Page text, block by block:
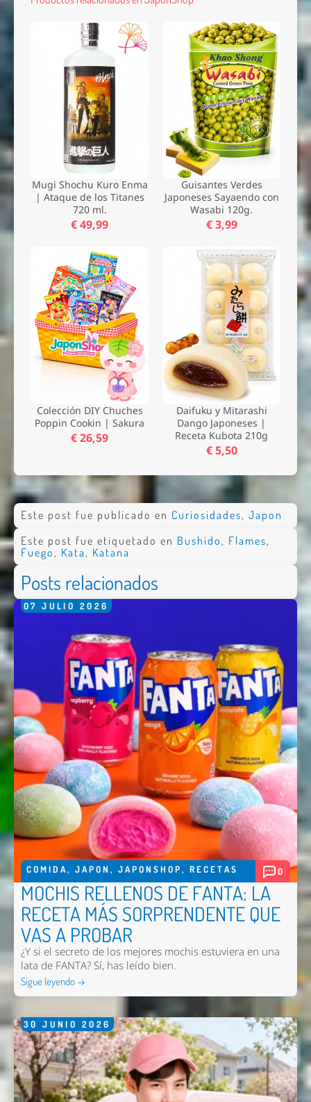
Mugi Shochu Kuro Enma
| Ataque de los Titanes
720 ml.
€ 49,99
Guisantes Verdes
Japoneses Sayaendo con
Wasabi 120g.
€ 3,99
Colección DIY Chuches
Poppin Cookin | Sakura
€ 26,59
Daifuku y Mitarashi
Dango Japoneses |
Receta Kubota 210g
€ 5,50
Este post fue publicado en Curiosidades, Japon
Este post fue etiquetado en Bushido , Flames,
Fuego , Kata , Katana
Posts relacionados
07 JULIO 2026
COMIDA, JAPON , JAPONSHOP, RECETAS 0
MOCHIS RELLENOS DE FANTA: LA
RECETA MÁS SORPRENDENTE QUE
VAS A PROBAR
¿Y si el secreto de los mejores mochis estuviera en una
lata de FANTA? Sí, has leído bien.
Sigue leyendo →
30 JUNIO 2026